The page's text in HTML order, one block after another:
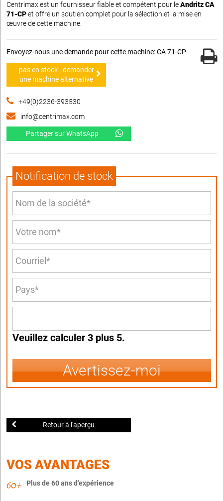
Centrimax est un fournisseur fiable et compétent pour leAndritz CA
71-CPet offre un soutien complet pour la sélection et la mise en
œuvre de cette machine.
Envoyez-nous une demande pour cette machine: CA 71-CP
pas en stock - demander
une machine alternative
+49(0)2236-393530
info@centrimax.com
Partager sur WhatsApp
Notification de stock
Veuillez calculer 3 plus 5.
Avertissez-moi
Retour à l'aperçu
VOS AVANTAGES
Plus de 60 ans d'expérience